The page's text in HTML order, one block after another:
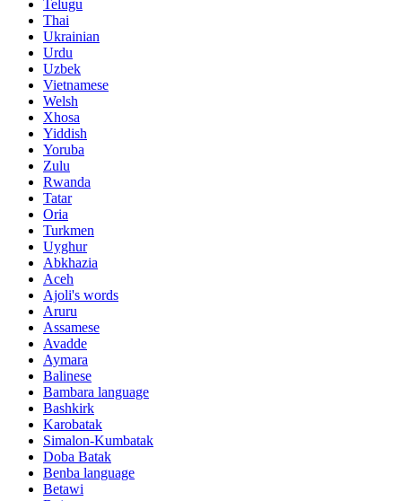
Telugu
Thai
Ukrainian
Urdu
Uzbek
Vietnamese
Welsh
Xhosa
Yiddish
Yoruba
Zulu
Rwanda
Tatar
Oria
Turkmen
Uyghur
Abkhazia
Aceh
Ajoli's words
Aruru
Assamese
Avadde
Aymara
Balinese
Bambara language
Bashkirk
Karobatak
Simalon-Kumbatak
Doba Batak
Benba language
Betawi